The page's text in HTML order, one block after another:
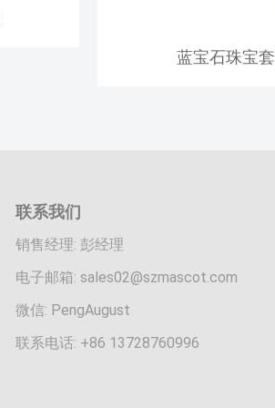
蓝宝石珠宝
联系我们
销售经理: 彭经理
电子邮箱: sales02@szmascot.com
微信: PengAugust
联系电话: +86 13728760996